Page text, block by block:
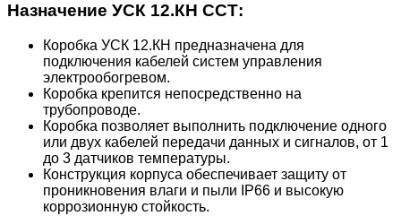
Назначение УСК 12.КН ССТ:
Коробка УСК 12.КН предназначена для
подключения кабелей систем управления
электрообогревом.
Коробка крепится непосредственно на
трубопроводе.
Коробка позволяет выполнить подключение одного
или двух кабелей передачи данных и сигналов, от 1
до 3 датчиков температуры.
Конструкция корпуса обеспечивает защиту от
проникновения влаги и пыли IP66 и высокую
коррозионную стойкость.